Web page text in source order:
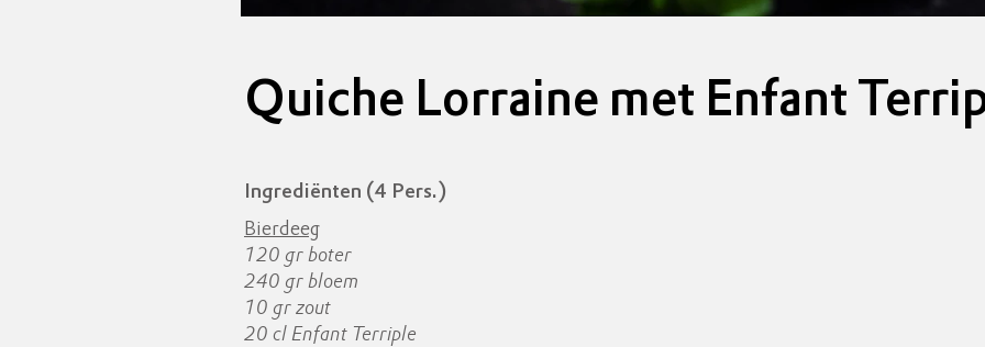
Quiche Lorraine met Enfant
Ingrediënten (4 Pers.)
Bierdeeg
120 gr boter
240 gr bloem
10 gr zout
20 cl Enfant Terriple